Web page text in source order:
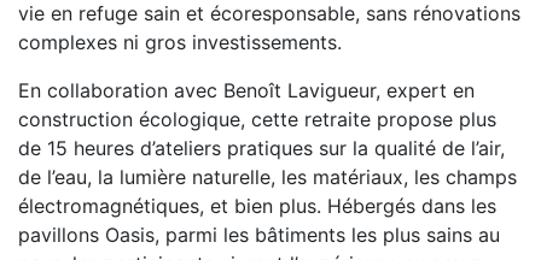
vie en refuge sain et écoresponsable, sans rénovations
complexes ni gros investissements.
En collaboration avec Benoît Lavigueur, expert en
construction écologique, cette retraite propose plus
de 15 heures d’ateliers pratiques sur la qualité de l’air,
de l’eau, la lumière naturelle, les matériaux, les champs
électromagnétiques, et bien plus. Hébergés dans les
pavillons Oasis, parmi les bâtiments les plus sains au